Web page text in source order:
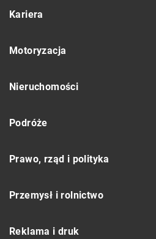
Kariera
Motoryzacja
Nieruchomości
Podróże
Prawo, rząd i polityka
Przemysł i rolnictwo
Reklama i druk